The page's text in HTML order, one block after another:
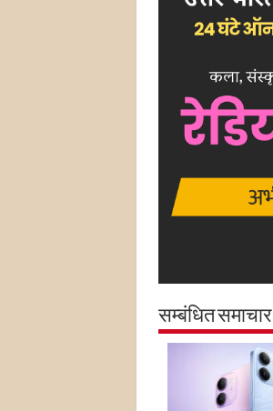
सम्बंधित समाचार